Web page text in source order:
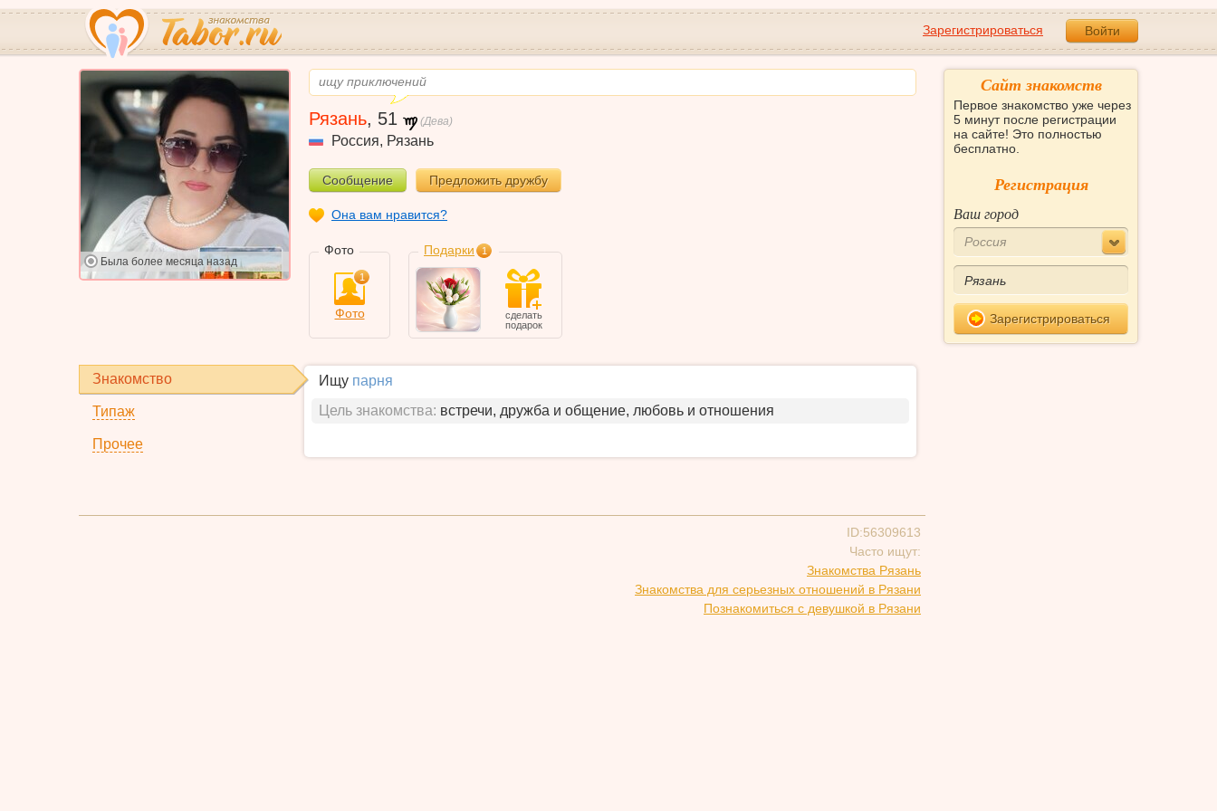
Зарегистрироваться Войти
ищу приключений
Была более месяца назад
Рязань, 51 (Дева)
Россия, Рязань
Сообщение Предложить дружбу
Она вам нравится?
Фото
1
Фото
Подарки 1
сделать
подарок
Знакомство
Типаж
Прочее
Ищу парня
Цель знакомства: встречи, дружба и общение, любовь и отношения
ID:56309613
Часто ищут:
Знакомства Рязань
Знакомства для серьезных отношений в Рязани
Познакомиться с девушкой в Рязани
Сайт знакомств
Первое знакомство уже через
5 минут после регистрации
на сайте! Это полностью
бесплатно.
Регистрация
Ваш город
Россия
Зарегистрироваться